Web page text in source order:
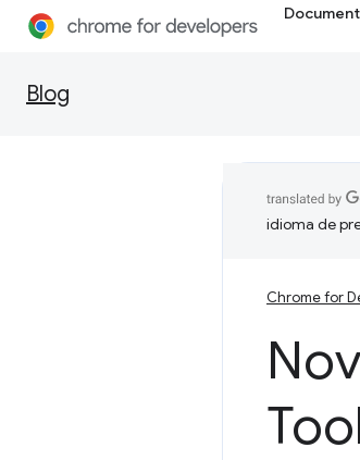
Blog
idioma de
Chrome for